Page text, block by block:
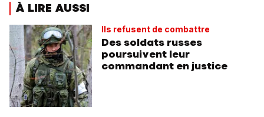
À LIRE AUSSI
Ils refusent de combattre
Des soldats russes
poursuivent leur
commandant en justice